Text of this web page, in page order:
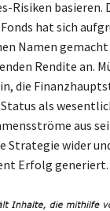
Risiken basieren.
hat sich
Namen
Rendite an.
die
als
aus
Strategie wider
Erfolg generiert.